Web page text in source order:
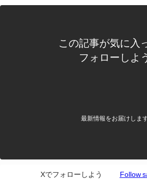
この記事が気に入
フォローしよ
最新情報をお届けしま
Xでフォローしよう Follow